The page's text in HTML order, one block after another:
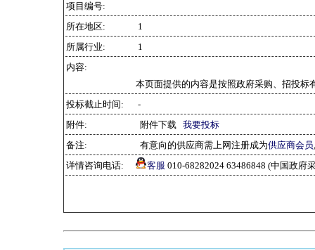
项目编号:
所在地区:
1
所属行业:
1
内容:
本页面提供的内容是按照政府采购、招投标
投标截止时间:
-
附件:
附件下载 我要投标
备注:
有意向的供应商需上网注册成为供应商会员
详情咨询电话:
客服 010-68282024 63486848 (中国政府